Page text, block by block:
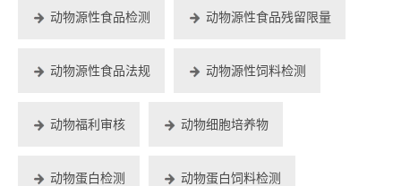
动物源性食品检测 动物源性食品残留限量
动物源性食品法规 动物源性饲料检测
动物福利审核 动物细胞培养物
动物蛋白检测 动物蛋白饲料检测